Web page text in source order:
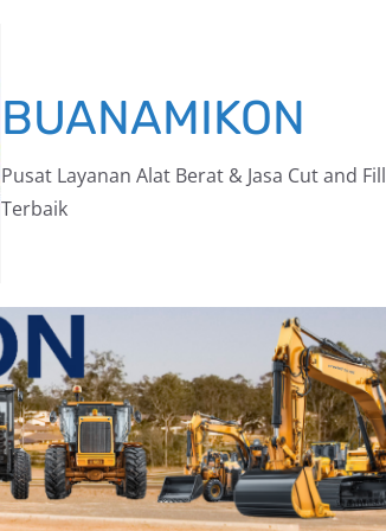
BUANAMIKON
Pusat Layanan Alat Berat & Jasa Cut and Fill
Terbaik